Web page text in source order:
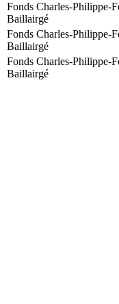
Fonds Charles-Philippe-
Baillairgé
Fonds Charles-Philippe-
Baillairgé
Fonds Charles-Philippe-
Baillairgé